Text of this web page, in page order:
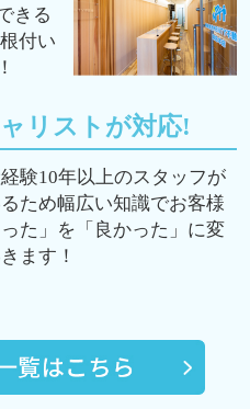
きる
付い
リストが対応!
験10年以上のスタッフが
ため幅広い知識でお客様
た」を「良かった」に変
ます！